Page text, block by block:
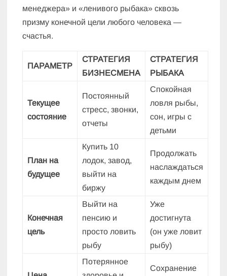
менеджера» и «ленивого рыбака» сквозь
призму конечной цели любого человека —
счастья.
ПАРАМЕТР
СТРАТЕГИЯ
БИЗНЕСМЕНА
СТРАТЕГИЯ
РЫБАКА
Текущее
состояние
Постоянный
стресс, звонки,
отчеты
Спокойная
ловля рыбы,
сон, игры с
детьми
План на
будущее
Купить 10
лодок, завод,
выйти на
биржу
Продолжать
наслаждаться
каждым днем
Конечная
цель
Выйти на
пенсию и
просто ловить
рыбу
Уже
достигнута
(он уже ловит
рыбу)
Потерянное
Сохранение